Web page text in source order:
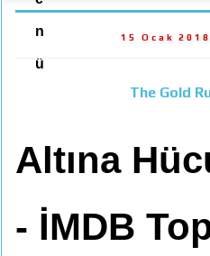
n
ü
15 Ocak
The Gold
Altına
- İMDB